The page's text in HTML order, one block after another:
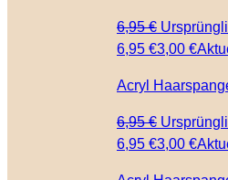
6,95€
6,95 €3,00 €
Acryl
6,95€
6,95 €3,00 €